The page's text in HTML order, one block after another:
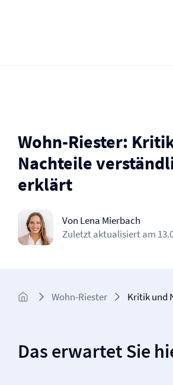
Wohn-Riester:
Nachteile
erklärt
Von Lena Mierbach
Zuletzt aktualisiert am
Wohn-Riester Kritik und
Das erwartet Sie